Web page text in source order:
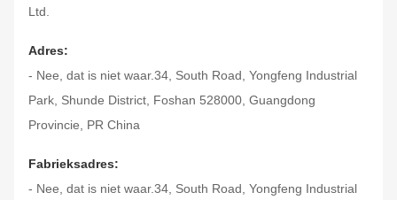
Ltd.
Adres:
- Nee, dat is niet waar.34, South Road, Yongfeng Industrial
Park, Shunde District, Foshan 528000, Guangdong
Provincie, PR China
Fabrieksadres:
- Nee, dat is niet waar.34, South Road, Yongfeng Industrial